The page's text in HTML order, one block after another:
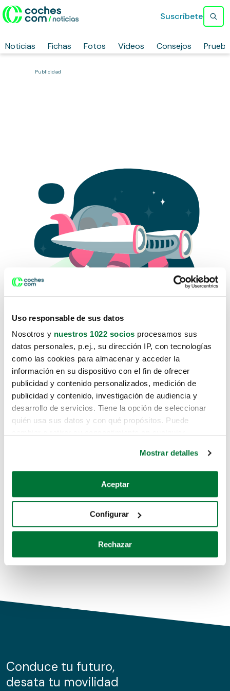
Uso responsable de sus datos
Nosotros y nuestros 1022 socios procesamos sus
datos personales, p.ej., su dirección IP, con tecnologías
como las cookies para almacenar y acceder la
información en su dispositivo con el fin de ofrecer
publicidad y contenido personalizados, medición de
publicidad y contenido, investigación de audiencia y
desarrollo de servicios. Tiene la opción de seleccionar
quién usa sus datos y con qué propósitos. Puede
Si lo permite, también quisiéramos:
Recopilar información sobre su ubicación geográfica
Identificar su dispositivo analizándolo activamente
para buscar características específicas (huellas
Obtenga más información sobre cómo se procesan sus
de cookies.
información sobre el uso que haga del sitio web con
nuestros partners de redes sociales, publicidad y análisis
Mostrar detalles
Aceptar
Configurar
Rechazar
Noticias Fichas Fotos Vídeos Consejos
Suscríbete
Publicidad
Lo sentimos, no sabemos como
te hemos traido hasta aquí.
Pero puedes encontrar el coche que estás
buscando en alguno de estos enlaces:
Coches de segunda mano
Coches de km0
Conduce tu futuro,
desata tu movilidad